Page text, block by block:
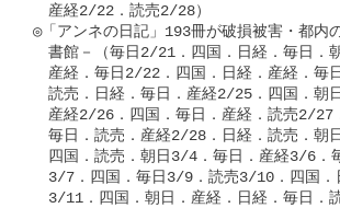
産経2/22．読売2/28）
◎「アンネの日記」193冊が破損被害・都内
書館－（毎日2/21．四国．日経．毎日．
産経．毎日2/22．四国．日経．産経．毎
読売．日経．毎日．産経2/25．四国．朝
産経2/26．四国．毎日．産経．読売2/27
毎日．読売．産経2/28．日経．読売．朝
四国．読売．朝日3/4．毎日．産経3/6．
3/7．四国．毎日3/9．読売3/10．四国．
3/11．四国．朝日．産経．日経．毎日．